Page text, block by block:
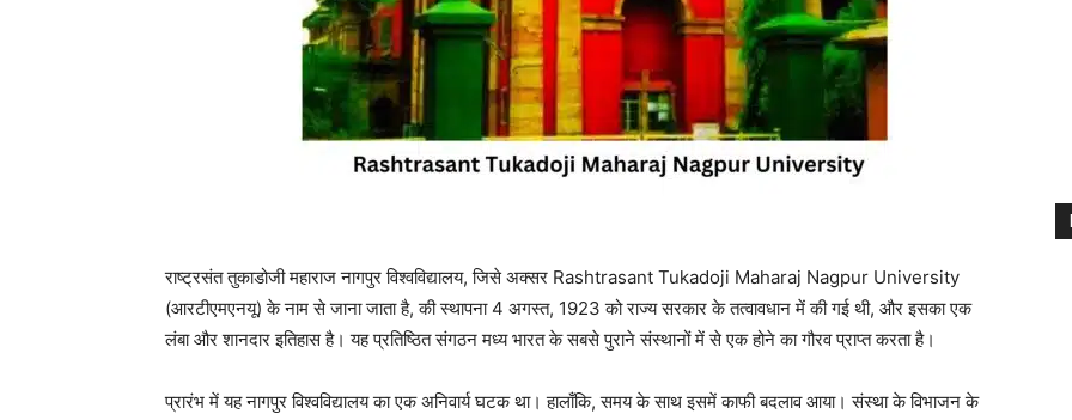
राष्ट्रसंत तुकाडोजी महाराज नागपुर विश्वविद्यालय, जिसे अक्सर Rashtrasant Tukadoji Maharaj Nagpur University
(आरटीएमएनयू) के नाम से जाना जाता है, की स्थापना 4 अगस्त, 1923 को राज्य सरकार के तत्वावधान में की गई थी, और इसका एक
लंबा और शानदार इतिहास है। यह प्रतिष्ठित संगठन मध्य भारत के सबसे पुराने संस्थानों में से एक होने का गौरव प्राप्त करता है।
प्रारंभ में यह नागपुर विश्वविद्यालय का एक अनिवार्य घटक था। हालाँकि, समय के साथ इसमें काफी बदलाव आया। संस्था के विभाजन के